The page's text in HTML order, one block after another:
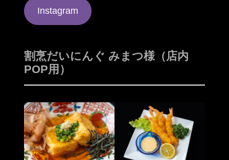
Instagram
割烹だいにんぐ みまつ様（店内
POP用）